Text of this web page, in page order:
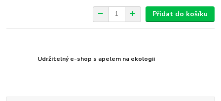
Přidat do košíku
Udržitelný e-shop s apelem na ekologii